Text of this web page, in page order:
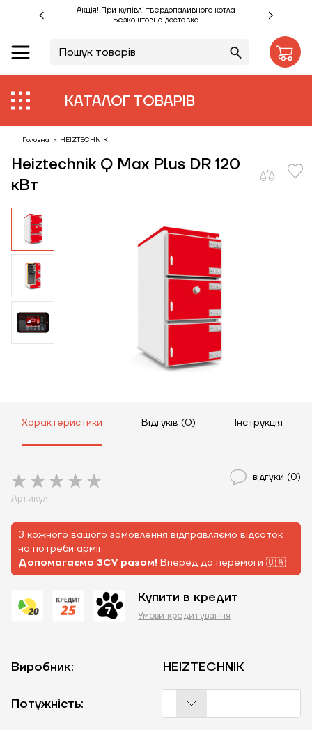
Акція! При купівлі твердопаливного котла
Безкоштовна доставка
КАТАЛОГ ТОВАРІВ
Акції %
Виробники
Об'єкти
Монтаж
Клієнтам
Статті
Контакти
Головна > HEIZTECHNIK
Heiztechnik Q Max Plus DR 120
кВт
Характеристики Відгуків (0) Інструкція
відгуки (0)
Артикул
З кожного вашого замовлення відправляємо відсоток
на потреби армії.
Допомагаємо ЗСУ разом! Вперед до перемоги 🇺🇦
Купити в кредит
Умови кредитування
Виробник: HEIZTECHNIK
Потужність: